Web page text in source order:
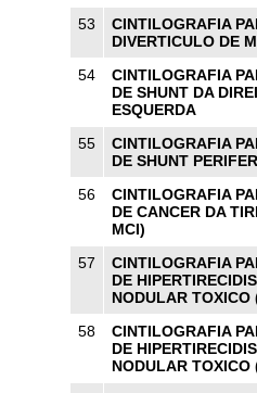
53
CINTILOGRAFIA
DIVERTICULO DE
54
CINTILOGRAFIA
DE SHUNT DA
ESQUERDA
55
CINTILOGRAFIA
DE SHUNT
56
CINTILOGRAFIA
DE CANCER DA
MCI)
57
CINTILOGRAFIA
DE
NODULAR TOXICO
58
CINTILOGRAFIA
DE
NODULAR TOXICO